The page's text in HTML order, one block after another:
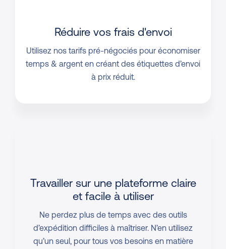
Réduire vos frais d'envoi
Utilisez nos tarifs pré-négociés pour économiser
temps & argent en créant des étiquettes d’envoi
à prix réduit.
Travailler sur une plateformeclaire
et facile à utiliser
Ne perdez plus de temps avec des outils
d’expédition difficiles à maîtriser. N’en utilisez
qu’un seul, pour tous vos besoins en matière